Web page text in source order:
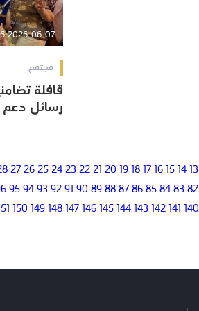
2026-06-07 11:30:36
مجتمع
قافلة
رسائل دعم
قافلة
رسائل دعم
13
14
15
16
17
18
19
20
21
22
23
24
25
26
27
82
83
84
85
86
87
88
89
90
91
92
93
94
95
140
141
142
143
144
145
146
147
148
149
150